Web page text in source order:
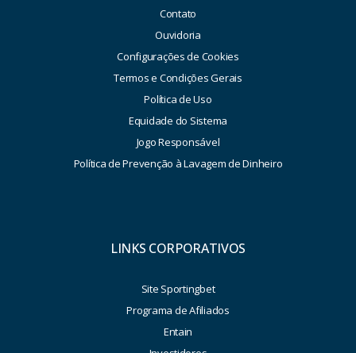
Contato
Ouvidoria
Configurações de Cookies
Termos e Condições Gerais
Política de Uso
Equidade do Sistema
Jogo Responsável
Política de Prevenção à Lavagem de Dinheiro
LINKS CORPORATIVOS
Site Sportingbet
Programa de Afiliados
Entain